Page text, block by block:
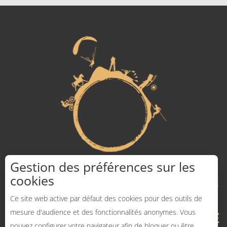
Gestion des préférences sur les
cookies
Ce site web active par défaut des cookies pour des outils de
mesure d'audience et des fonctionnalités anonymes. Vous